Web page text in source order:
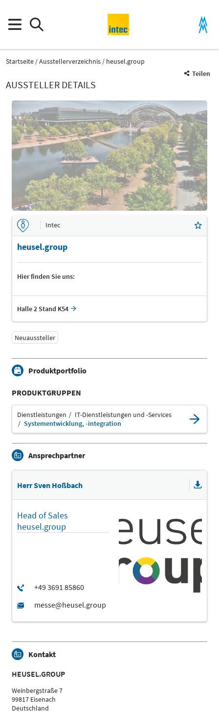
Startseite Ausstellerverzeichnis
heusel.group
Teilen
AUSSTELLER DETAILS
Intec
heusel.group
Hier finden Sie uns:
Halle 2 Stand K54
Neuaussteller
Produktportfolio
PRODUKTGRUPPEN
Dienstleistungen
IT-Dienstleistungen und -Services
Systementwicklung, -integration
Ansprechpartner
Herr Sven Hoßbach
Head of Sales
heusel.group
Kontakt
HEUSEL.GROUP
Weinbergstraße 7
99817 Eisenach
Deutschland